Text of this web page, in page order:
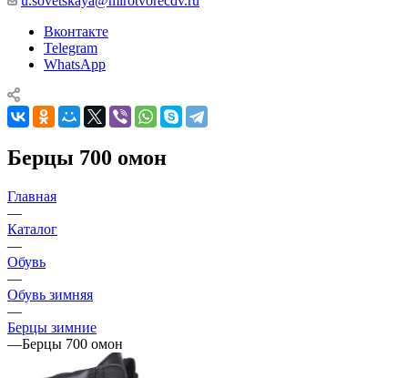
Вконтакте
Telegram
WhatsApp
Берцы 700 омон
Главная
—
Каталог
—
Обувь
—
Обувь зимняя
—
Берцы зимние
—Берцы 700 омон